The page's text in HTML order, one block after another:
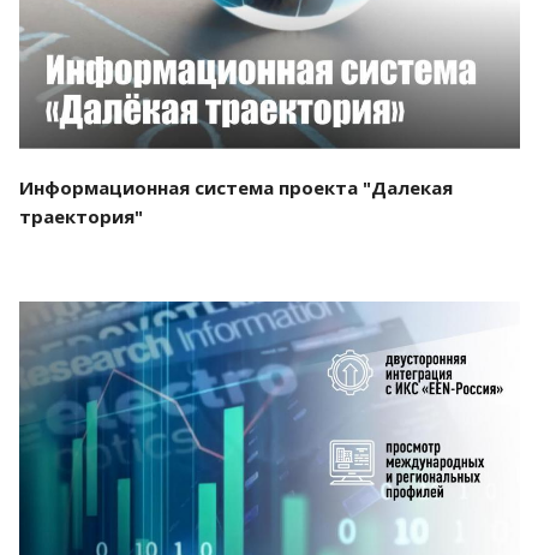
Информационная система проекта "Далекая
траектория"
Смотреть проект